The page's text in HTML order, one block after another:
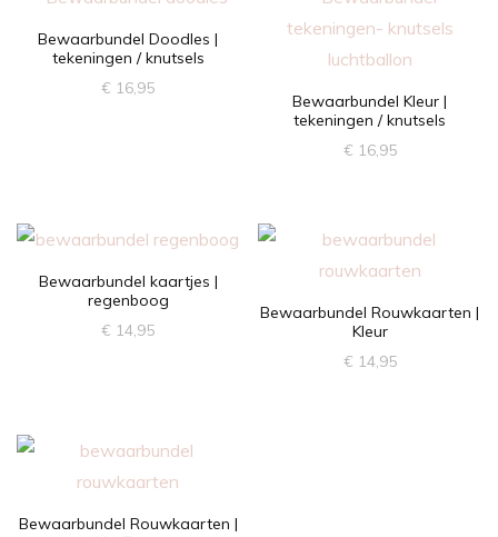
Bewaarbundel Doodles |
tekeningen / knutsels
€ 16,95
Bewaarbundel Kleur |
tekeningen / knutsels
€ 16,95
Bewaarbundel kaartjes |
regenboog
€ 14,95
Bewaarbundel Rouwkaarten |
Kleur
€ 14,95
Bewaarbundel Rouwkaarten |